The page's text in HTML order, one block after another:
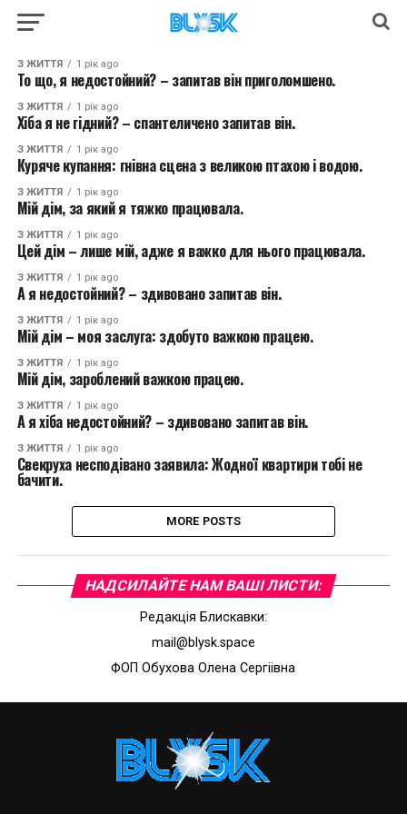
З ЖИТТЯ 1 рік ago
То що, я недостойний? – запитав він приголомшено.
З ЖИТТЯ 1 рік ago
Хіба я не гідний? – спантеличено запитав він.
З ЖИТТЯ 1 рік ago
Куряче купання: гнівна сцена з великою птахою і водою.
З ЖИТТЯ 1 рік ago
Мій дім, за який я тяжко працювала.
З ЖИТТЯ 1 рік ago
Цей дім – лише мій, адже я важко для нього працювала.
З ЖИТТЯ 1 рік ago
А я недостойний? – здивовано запитав він.
З ЖИТТЯ 1 рік ago
Мій дім – моя заслуга: здобуто важкою працею.
З ЖИТТЯ 1 рік ago
Мій дім, зароблений важкою працею.
З ЖИТТЯ 1 рік ago
А я хіба недостойний? – здивовано запитав він.
З ЖИТТЯ 1 рік ago
Свекруха несподівано заявила: Жодної квартири тобі не
бачити.
MORE POSTS
НАДСИЛАЙТЕ НАМ ВАШI ЛИСТИ:
Редакцiя Блискавки:
mail@blysk.space
ФОП Обухова Олена Сергiiвна